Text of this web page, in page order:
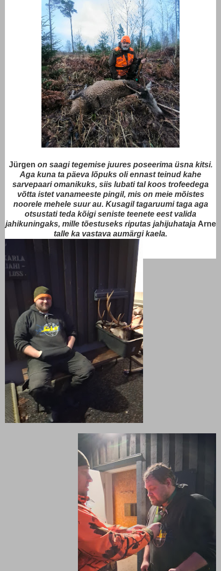
Jürgen on saagi tegemise juures poseerima üsna kitsi.
Aga kuna ta päeva lõpuks oli ennast teinud kahe
sarvepaari omanikuks, siis lubati tal koos trofeedega
võtta istet vanameeste pingil, mis on meie mõistes
noorele mehele suur au. Kusagil tagaruumi taga aga
otsustati teda kõigi seniste teenete eest valida
jahikuningaks, mille tõestuseks riputas jahijuhataja Arne
talle ka vastava aumärgi kaela.